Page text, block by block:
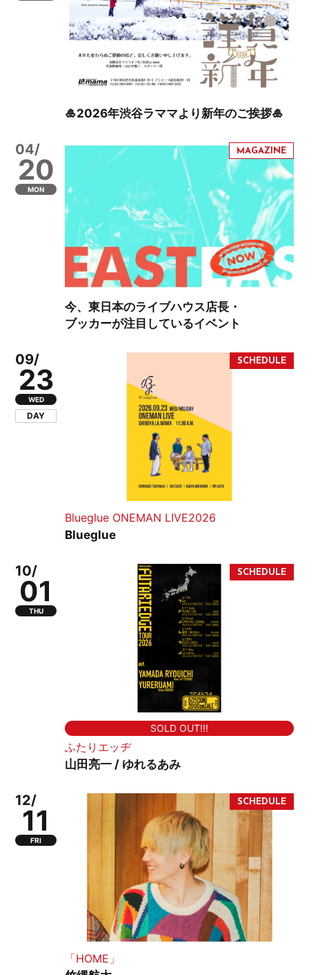
🎍2026年渋谷ラママより新年のご挨拶🎍
04/
20
MON
今、東日本のライブハウス店長・
ブッカーが注目しているイベント
09/
23
WED
DAY
Blueglue ONEMAN LIVE2026
Blueglue
10/
01
THU
SOLD OUT!!!
ふたりエッヂ
山田亮一 / ゆれるあみ
12/
11
FRI
「HOME」